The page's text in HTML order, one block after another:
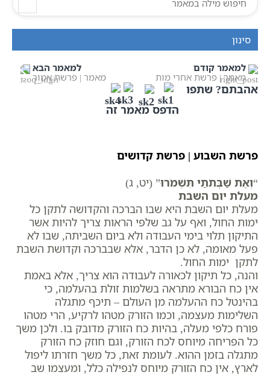
פרשת השבוע | פרשת קדושים
“וְאֶת שַׁבְּתֹתַי תִּשְׁמֹרוּ” (יט, ג)
מעלת יום השבת
מעלת יום השבת היא שבו הברכה והקדושה לתקן כל
ימות החול, ואף על גב שלפי הראות צריך להיות אשר
התיקון תלוי בימי העבודה ולא ביום השביתה, שבו לא
פעל מאומה, לא כן הדבר, אלא שבברכה וקדושת השבת
לתקן ימות החול.
והנה, כל תיקון לכאורה לעבודה הוא צריך, אלא באמת
אין כח הבורא מתראה בשלמות זולת בהעלמה, כי
בהינטל כח ההעלמה מן העולם – תיכף מתגלה
השלימות מעצמה, וכמו הזורק מטהו לרקיע, הרי מטהו
פורח כלפי מעלה, בהיות כח הזורק מדובק בו. ולכן משך
כל הפריחה מיוחס לכח הזורק, וגם חוזק כח הזורק
מתגלה בזמן ההוא. לעומת זאת, כל משך חזרתו ליפול
לארץ, אין כח הזורק מיוחס לנפילה כלל, ומעצמו שב
סינון
למאמר קודם
מאמר | פרשת אחרי מות
למאמר הבא
מאמר | פרשת אמור
אהבתם? שתפו
הדפס מאמר זה